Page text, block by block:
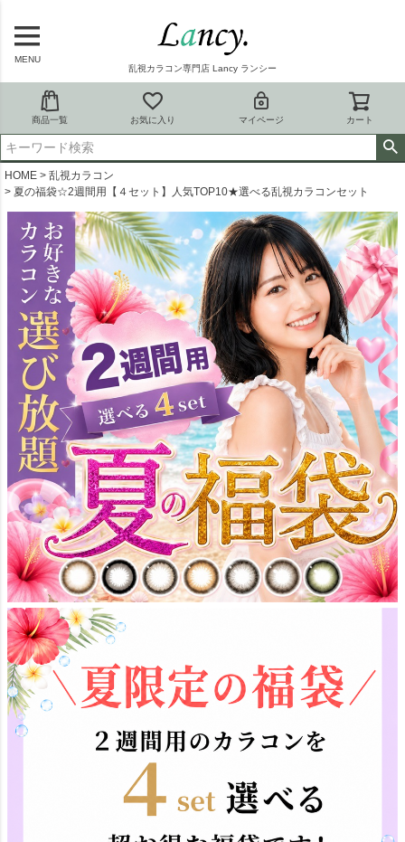
MENU
乱視カラコン専門店 Lancy ランシー
商品一覧 お気に入り マイページ カート
HOME
乱視カラコン
夏の福袋☆2週間用【４セット】人気TOP10★選べる乱視カラコンセット